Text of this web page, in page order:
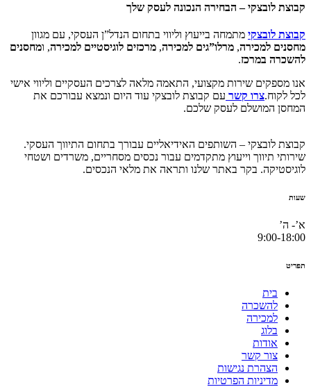
קבוצת לובצקי – הבחירה הנכונה לעסק שלך
קבוצת לובצקי מתמחה בייעוץ וליווי בתחום הנדל”ן העסקי, עם מגוון
מחסנים למכירה, מרלו”גים למכירה, מרכזים לוגיסטיים למכירה, ומחסנים
להשכרה במרכז.
אנו מספקים שירות מקצועי, התאמה מלאה לצרכים העסקיים וליווי אישי
לכל לקוח.צרו קשר עם קבוצת לובצקי עוד היום ונמצא עבורכם את
המחסן המושלם לעסק שלכם.
קבוצת לובצקי – השותפים האידיאליים עבורך בתחום התיווך העסקי.
שירותי תיווך וייעוץ מתקדמים עבור נכסים מסחריים, משרדים ושטחי
לוגיסטיקה. בקר באתר שלנו ותראה את מלאי הנכסים.
שעות
א’- ה’
9:00-18:00
תפריט
בית
להשכרה
למכירה
בלוג
אודות
צור קשר
הצהרת נגישות
מדיניות הפרטיות